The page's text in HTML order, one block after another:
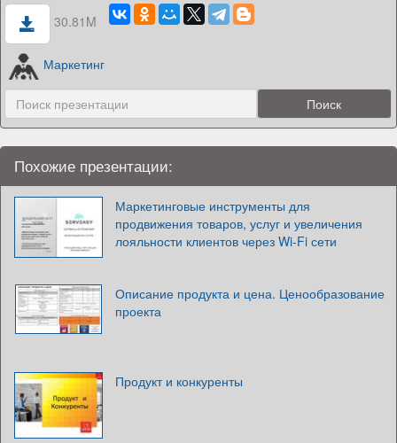
30.81M
Маркетинг
Похожие презентации:
Маркетинговые инструменты для
продвижения товаров, услуг и увеличения
лояльности клиентов через Wi-Fi сети
Описание продукта и цена. Ценообразование
проекта
Продукт и конкуренты